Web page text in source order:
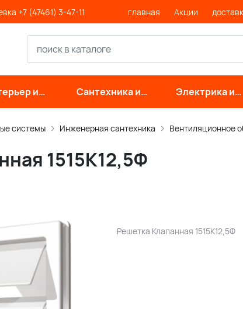
+7 (47461) 3-47-11 главная Акции
и
Сантехника и
инженерные
Электрика и
свет
системы Инженерная сантехника Вентиляционное
1515К12,5Ф
Решетка Клапанная 1515К12,5Ф